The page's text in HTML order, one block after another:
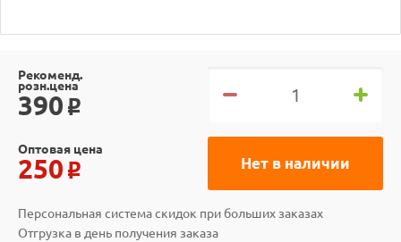
Рекоменд.
розн.цена
390 o
Нет в наличии
Оптовая цена
250 o
Персональная система скидок при больших заказах
Отгрузка в день получения заказа